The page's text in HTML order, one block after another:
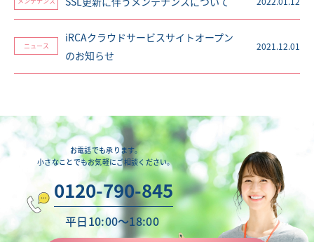
ニュース
iRCAクラウドサービスサイトオープン
のお知らせ
2021.12.01
お電話でも承ります。
小さなことでもお気軽にご相談ください。
0120-790-845
平日10:00〜18:00